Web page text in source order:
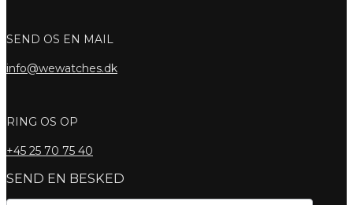
SEND OS EN MAIL
info@wewatches.dk
RING OS OP
+45 25 70 75 40
SEND EN BESKED